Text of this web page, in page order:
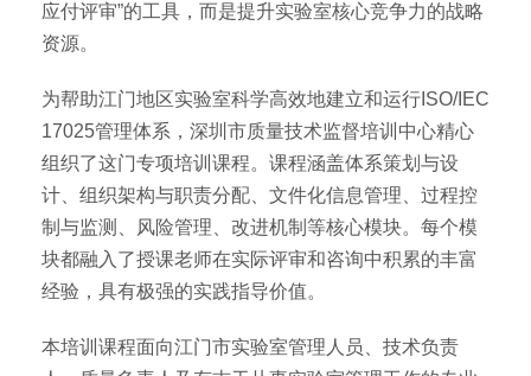
应付评审”的工具，而是提升实验室核心竞争力的战略
资源。
为帮助江门地区实验室科学高效地建立和运行ISO/IEC
17025管理体系，深圳市质量技术监督培训中心精心
组织了这门专项培训课程。课程涵盖体系策划与设
计、组织架构与职责分配、文件化信息管理、过程控
制与监测、风险管理、改进机制等核心模块。每个模
块都融入了授课老师在实际评审和咨询中积累的丰富
经验，具有极强的实践指导价值。
本培训课程面向江门市实验室管理人员、技术负责